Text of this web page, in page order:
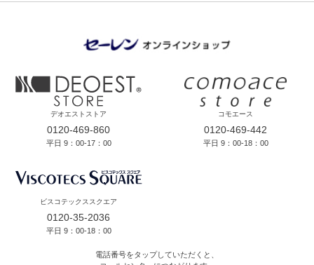
デオエストストア
0120-469-860
平日 9：00-17：00
コモエース
0120-469-442
平日 9：00-18：00
ビスコテックススクエア
0120-35-2036
平日 9：00-18：00
電話番号をタップしていただくと、